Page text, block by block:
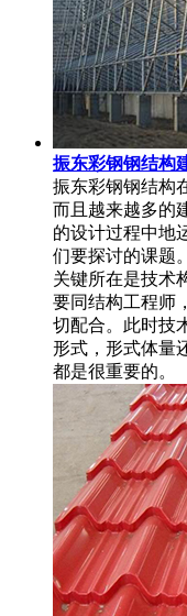
振东彩钢钢结构
振东彩钢钢结构
而且越来越多的
的设计过程中地
们要探讨的课题
关键所在是技术
要同结构工程师
切配合。此时技
形式，形式体量
都是很重要的。